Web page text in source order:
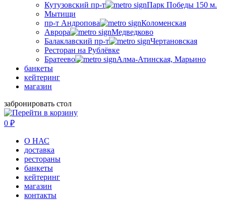
Кутузовский пр-т
Парк Победы 150 м.
Мытищи
пр-т Андропова
Коломенская
Аврора
Медведково
Балаклавский пр-т
Чертановская
Ресторан на Рублёвке
Братеево
Алма-Атинская, Марьино
банкеты
кейтеринг
магазин
забронировать стол
0 ₽
О НАС
доставка
рестораны
банкеты
кейтеринг
магазин
контакты